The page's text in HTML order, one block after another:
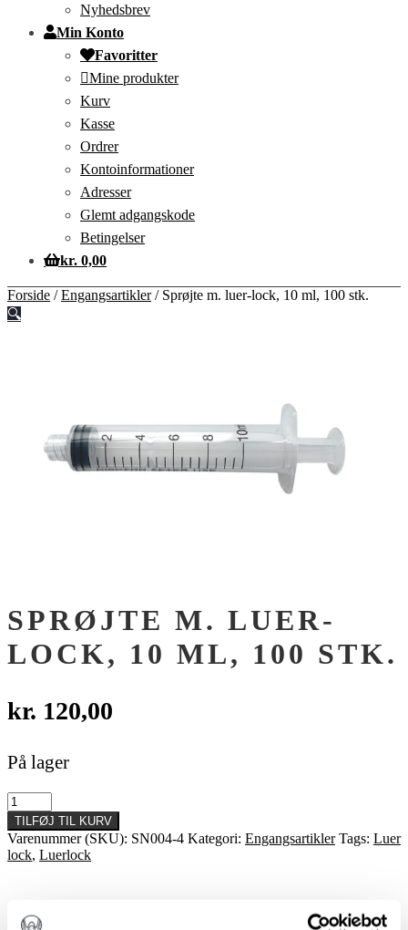
Nyhedsbrev
Min Konto
Favoritter
Mine produkter
Kurv
Kasse
Ordrer
Kontoinformationer
Adresser
Glemt adgangskode
Betingelser
kr. 0,00
Forside /Engangsartikler/ Sprøjte m. luer-lock, 10 ml, 100 stk.
🔍
SPRØJTE M. LUER-
LOCK, 10 ML, 100 STK.
kr. 120,00
På lager
Sprøjte
m.
luer-
lock,
10
stk.
TILFØJ TIL KURV
Varenummer (SKU): SN004-4 Kategori: Engangsartikler Tags: Luer
lock, Luerlock